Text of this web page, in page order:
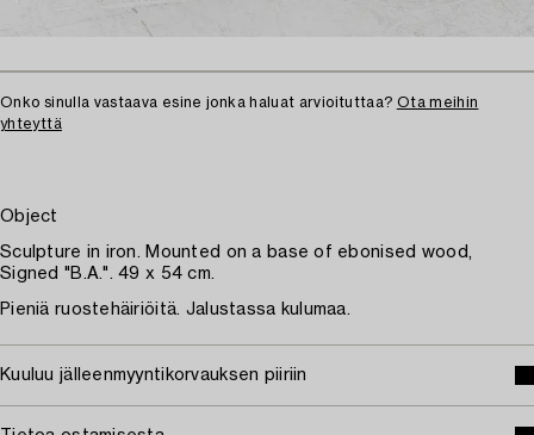
Onko sinulla vastaava esine jonka haluat arvioituttaa? Ota meihin
yhteyttä
Object
Sculpture in iron. Mounted on a base of ebonised wood,
Signed "B.A.". 49 x 54 cm.
Pieniä ruostehäiriöitä. Jalustassa kulumaa.
Kuuluu jälleenmyyntikorvauksen piiriin